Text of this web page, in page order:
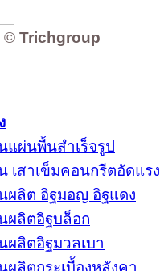
© Trichgroup
แผ่นพื้นสำเร็จรูป
เสาเข็มคอนกรีตอัดแรง
ผลิต อิฐมอญ อิฐแดง
ผลิตอิฐบล็อก
ผลิตอิฐมวลเบา